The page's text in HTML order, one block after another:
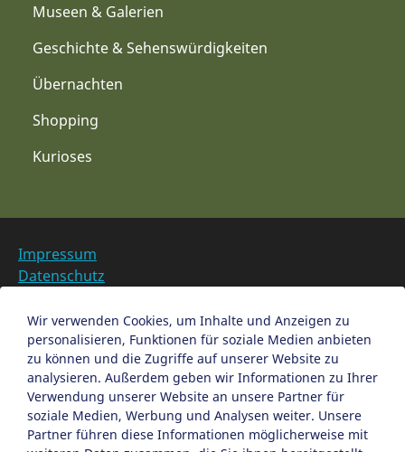
Museen & Galerien
Geschichte & Sehenswürdigkeiten
Übernachten
Shopping
Kurioses
Impressum
Datenschutz
Datenschutzeinstellungen anpassen
EN
Ein Projekt der Congress- und Tourismus-Zentrale
Nürnberg
Wir verwenden Cookies, um Inhalte und Anzeigen zu
personalisieren, Funktionen für soziale Medien anbieten
zu können und die Zugriffe auf unserer Website zu
analysieren. Außerdem geben wir Informationen zu Ihrer
Verwendung unserer Website an unsere Partner für
soziale Medien, Werbung und Analysen weiter. Unsere
Partner führen diese Informationen möglicherweise mit